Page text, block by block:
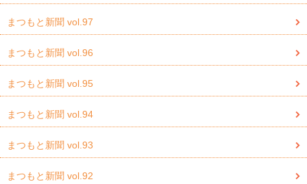
まつもと新聞 vol.97
まつもと新聞 vol.96
まつもと新聞 vol.95
まつもと新聞 vol.94
まつもと新聞 vol.93
まつもと新聞 vol.92